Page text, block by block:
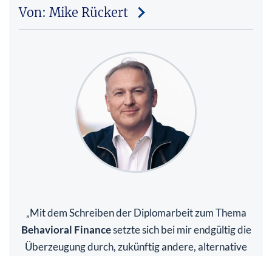
Von: Mike Rückert
Mit dem Schreiben der Diplomarbeit zum Thema
Behavioral Financesetzte sich bei mir endgültig die
Überzeugung durch, zukünftig andere, alternative